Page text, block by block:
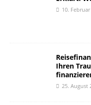
10.
Ihren
25. August